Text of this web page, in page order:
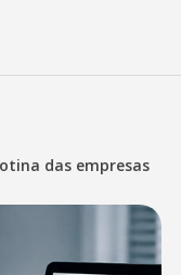
das empresas